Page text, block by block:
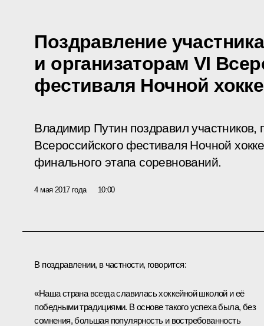
Поздравление
и организаторам VI
фестиваля Ночной
Владимир Путин поздравил участников,
Всероссийского фестиваля Ночной
финального этапа соревнований.
4 мая 2017 года 10:00
В поздравлении, в частности, говорится:
«Наша страна всегда славилась хоккейной школой и её
победными традициями. В основе такого успеха была, без
сомнения, большая популярность и востребованность